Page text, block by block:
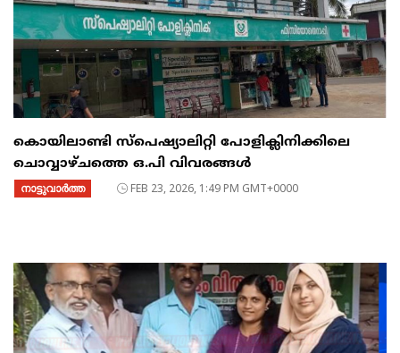
കൊയിലാണ്ടി സ്പെഷ്യാലിറ്റി പോളിക്ലിനിക്കിലെ
ചൊവ്വാഴ്ചത്തെ ഒ.പി വിവരങ്ങൾ
നാട്ടുവാര്‍ത്ത FEB 23, 2026, 1:49 PM GMT+0000